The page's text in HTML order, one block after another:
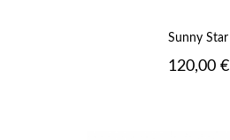
Sunny Star
Prix
120,00 €